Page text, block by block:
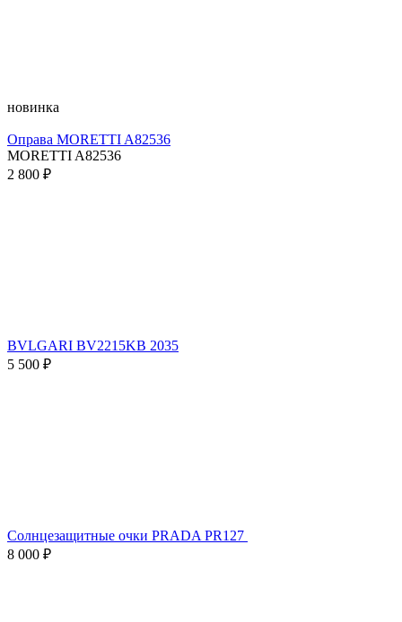
новинка
Оправа MORETTI A82536
MORETTI A82536
2 800 ₽
BVLGARI BV2215KB 2035
5 500 ₽
Солнцезащитные очки PRADA PR127
8 000 ₽